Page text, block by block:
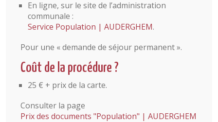
En ligne, sur le site de l’administration
communale :
Service Population | AUDERGHEM.
Pour une « demande de séjour permanent ».
Coût de la procédure ?
25 € + prix de la carte.
Consulter la page
Prix des documents "Population" | AUDERGHEM